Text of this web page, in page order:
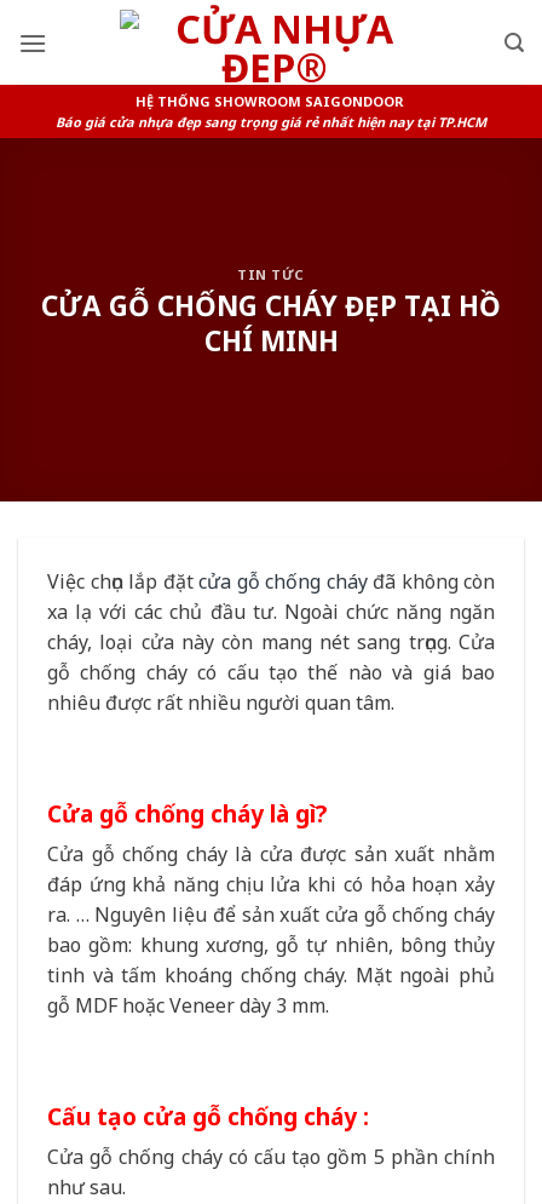
HỆ THỐNG SHOWROOM SAIGONDOOR
Báo giá cửa nhựa đẹp sang trọng giá rẻ nhất hiện nay tại TP.HCM
TIN TỨC
CỬA GỖ CHỐNG CHÁY ĐẸP TẠI HỒ
CHÍ MINH
Việc chọn lắp đặtcửa gỗ chống cháyđã không còn
xa lạ với các chủ đầu tư. Ngoài chức năng ngăn
cháy, loại cửa này còn mang nét sang trọng. Cửa
gỗ chống cháy có cấu tạo thế nào và giá bao
nhiêu được rất nhiều người quan tâm.
Cửa gỗ chống cháy là gì?
Cửa gỗ chống cháy là cửa được sản xuất nhằm
đáp ứng khả năng chịu lửa khi có hỏa hoạn xảy
ra. … Nguyên liệu để sản xuất cửa gỗ chống cháy
bao gồm: khung xương, gỗ tự nhiên, bông thủy
tinh và tấm khoáng chống cháy. Mặt ngoài phủ
gỗ MDF hoặc Veneer dày 3 mm.
Cấu tạo cửa gỗ chống cháy :
Cửa gỗ chống cháy có cấu tạo gồm 5 phần chính
như sau.